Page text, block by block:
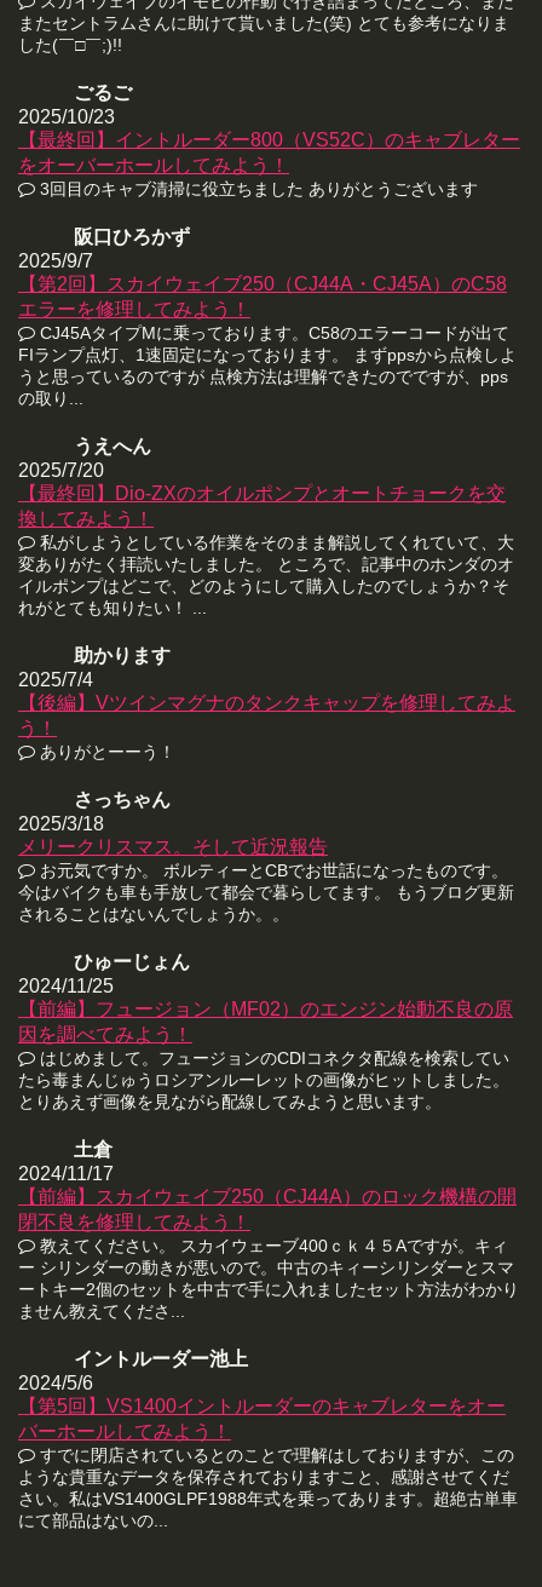
またセントラムさんに助けて貰いました(笑) とても参考になりま
した(￣□￣;)!!
ごるご
2025/10/23
【最終回】イントルーダー800（VS52C）のキャブレター
をオーバーホールしてみよう！
3回目のキャブ清掃に役立ちました ありがとうございます
阪口ひろかず
2025/9/7
【第2回】スカイウェイブ250（CJ44A・CJ45A）のC58
エラーを修理してみよう！
CJ45AタイプMに乗っております。C58のエラーコードが出て
FIランプ点灯、1速固定になっております。 まずppsから点検しよ
うと思っているのですが 点検方法は理解できたのでですが、pps
の取り...
うえへん
2025/7/20
【最終回】Dio-ZXのオイルポンプとオートチョークを交
換してみよう！
私がしようとしている作業をそのまま解説してくれていて、大
変ありがたく拝読いたしました。 ところで、記事中のホンダのオ
イルポンプはどこで、どのようにして購入したのでしょうか？そ
れがとても知りたい！ ...
助かります
2025/7/4
【後編】Vツインマグナのタンクキャップを修理してみよ
う！
ありがとーーう！
さっちゃん
2025/3/18
メリークリスマス。そして近況報告
お元気ですか。 ボルティーとCBでお世話になったものです。
今はバイクも車も手放して都会で暮らしてます。 もうブログ更新
されることはないんでしょうか。。
ひゅーじょん
2024/11/25
【前編】フュージョン（MF02）のエンジン始動不良の原
因を調べてみよう！
はじめまして。フュージョンのCDIコネクタ配線を検索してい
たら毒まんじゅうロシアンルーレットの画像がヒットしました。
とりあえず画像を見ながら配線してみようと思います。
土倉
2024/11/17
【前編】スカイウェイブ250（CJ44A）のロック機構の開
閉不良を修理してみよう！
教えてください。 スカイウェーブ400ｃｋ４５Aですが。キィ
ー シリンダーの動きが悪いので。中古のキィーシリンダーとスマ
ートキー2個のセットを中古で手に入れましたセット方法がわかり
ません教えてくださ...
イントルーダー池上
2024/5/6
【第5回】VS1400イントルーダーのキャブレターをオー
バーホールしてみよう！
すでに閉店されているとのことで理解はしておりますが、この
ような貴重なデータを保存されておりますこと、感謝させてくだ
さい。私はVS1400GLPF1988年式を乗ってあります。超絶古単車
にて部品はないの...